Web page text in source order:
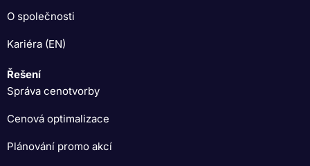
O společnosti
Kariéra (EN)
Řešení
Správa cenotvorby
Cenová optimalizace
Plánování promo akcí